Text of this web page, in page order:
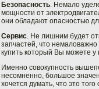
Безопасность. Немало
мощности от
они обладают опасностью
Сервис. Не лишним будет
запчастей, что
купить который Вы можете у
Именно совокупность
несомненно, большое
хочется думать, что это того